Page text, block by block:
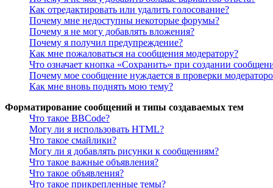
Как отредактировать или удалить голосование?
Почему мне недоступны некоторые форумы?
Почему я не могу добавлять вложения?
Почему я получил предупреждение?
Как мне пожаловаться на сообщения модератору?
Что означает кнопка «Сохранить» при создании
Почему мое сообщение нуждается в проверки
Как мне вновь поднять мою тему?
Форматирование сообщений и типы создаваемых тем
Что такое BBCode?
Могу ли я использовать HTML?
Что такое смайлики?
Могу ли я добавлять рисунки к сообщениям?
Что такое важные объявления?
Что такое объявления?
Что такое прикрепленные темы?